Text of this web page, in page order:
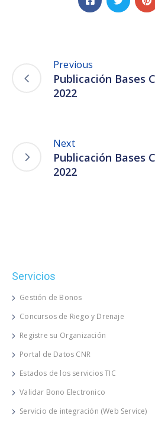
Previous
Publicación Bases
2022
Next
Publicación Bases
2022
Servicios
Gestión de Bonos
Concursos de Riego y Drenaje
Registre su Organización
Portal de Datos CNR
Estados de los servicios TIC
Validar Bono Electronico
Servicio de integración (Web Service)